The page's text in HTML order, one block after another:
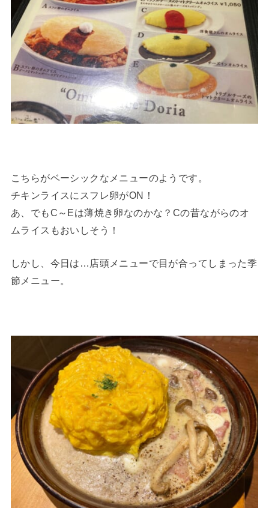
こちらがベーシックなメニューのようです。
チキンライスにスフレ卵がON！
あ、でもC～Eは薄焼き卵なのかな？Cの昔ながらのオ
ムライスもおいしそう！
しかし、今日は…店頭メニューで目が合ってしまった季
節メニュー。